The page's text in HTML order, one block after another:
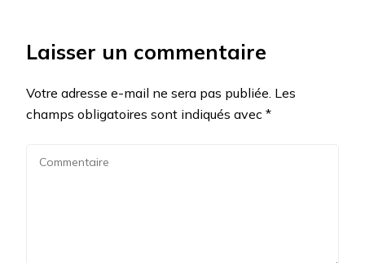
Laisser un commentaire
Votre adresse e-mail ne sera pas publiée. Les
champs obligatoires sont indiqués avec *